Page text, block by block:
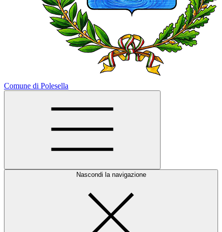
Comune di Polesella
Nascondi la navigazione